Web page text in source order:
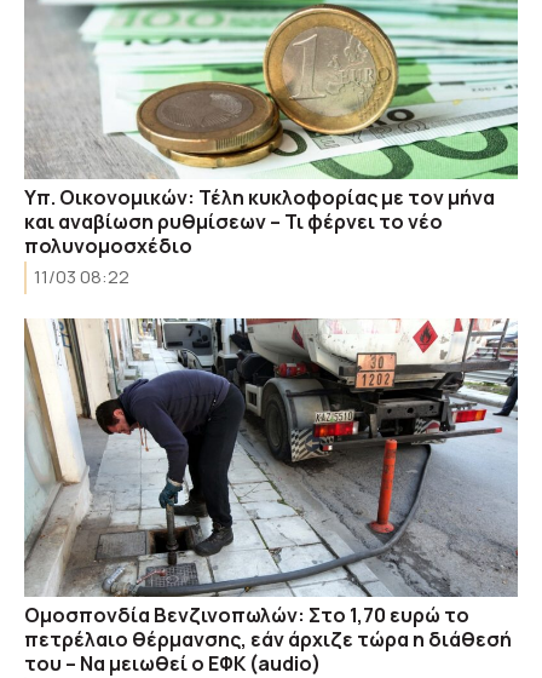
Υπ. Οικονομικών: Τέλη κυκλοφορίας με τον μήνα
και αναβίωση ρυθμίσεων – Τι φέρνει το νέο
πολυνομοσχέδιο
11/03 08:22
Ομοσπονδία Βενζινοπωλών: Στο 1,70 ευρώ το
πετρέλαιο θέρμανσης, εάν άρχιζε τώρα η διάθεσή
του – Να μειωθεί ο ΕΦΚ (audio)